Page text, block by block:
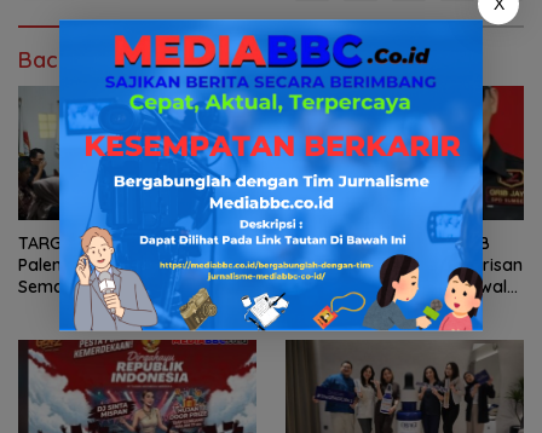
Baca Juga
TARGET 5 BESAR! KORMI
Palembang Kobarkan
Semangat Juang 25 INORGA
Menuju FORPROV II Sumsel
2026!
Jelang HUT RI ke-81, GRIB
Jaya Sumsel Perkuat Barisan
dan Tegaskan Peran Kawal
Aspirasi Rakyat.
X